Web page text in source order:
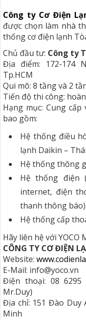
Công ty Cơ Điện
được chọn làm nhà
thống cơ điện lạnh
Chủ đầu tư: Công ty
Địa điểm: 172-174
Tp.HCM
Qui mô: 8 tầng và 2
Tiến độ thi công:
Hạng mục: Cung
bao gồm:
Hệ thống điều
lạnh Daikin –
Hệ thống thông
Hệ thống điện
internet, điện
thanh thông báo).
Hệ thống cấp
Hãy liên hệ với YOCO
CÔNG TY CƠ ĐIỆN
Website:
E-Mail: info@yoco.vn
Điện thoại: 08 6295
Mr.Duy)
Địa chỉ: 151 Đào Duy
Minh